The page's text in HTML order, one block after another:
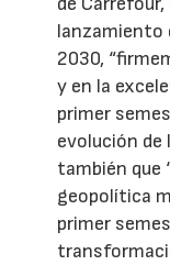
lanzamiento
2030,
y en la
primer
evolución de
también que
geopolítica
primer